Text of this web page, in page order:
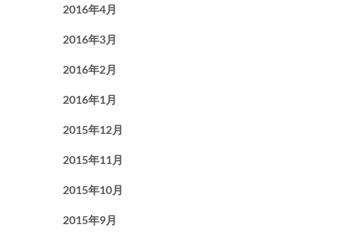
2016年4月
2016年3月
2016年2月
2016年1月
2015年12月
2015年11月
2015年10月
2015年9月